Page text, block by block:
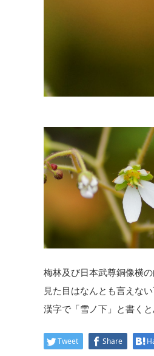
梅林及び日本武尊銅像横
見た目はなんとも言えな
漢字で「雪ノ下」と書く
Tweet Share